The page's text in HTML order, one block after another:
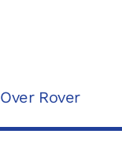
Over Rover